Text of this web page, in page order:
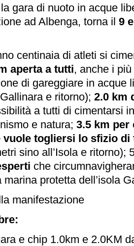
gara di nuoto in acque
ad Albenga, torna il 9
centinaia di atleti si
aperta a tutti, anche i
di gareggiare in acque
e ritorno); 2.0 km
a tutti di cimentarsi
e natura; 3.5 km per
vuole togliersi lo sfizio di
sino all’Isola e ritorno);
che
marina protetta dell’isola
manifestazione
e chip 1.0km e 2.0KM